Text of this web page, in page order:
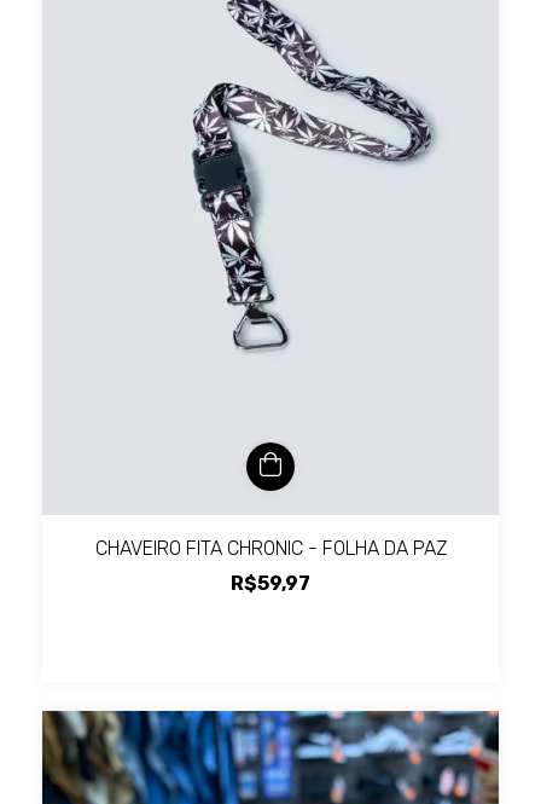
CHAVEIRO FITA CHRONIC - FOLHA DA PAZ
R$59,97